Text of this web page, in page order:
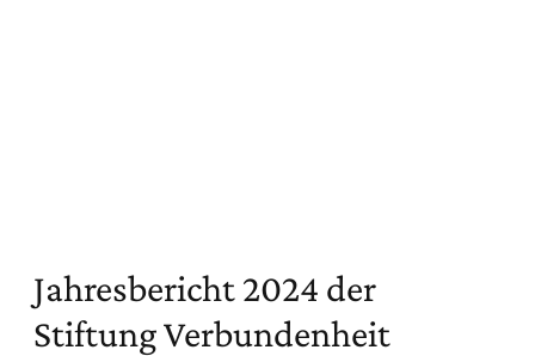
Jahresbericht 2024 der
Stiftung Verbundenheit